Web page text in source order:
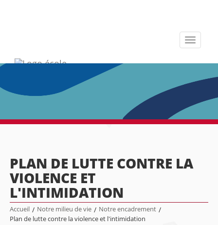
Toggle
PLAN DE LUTTE CONTRE LA
VIOLENCE ET
L'INTIMIDATION
Accueil / Notre milieu de vie / Notre encadrement /
Plan de lutte contre la violence et l'intimidation